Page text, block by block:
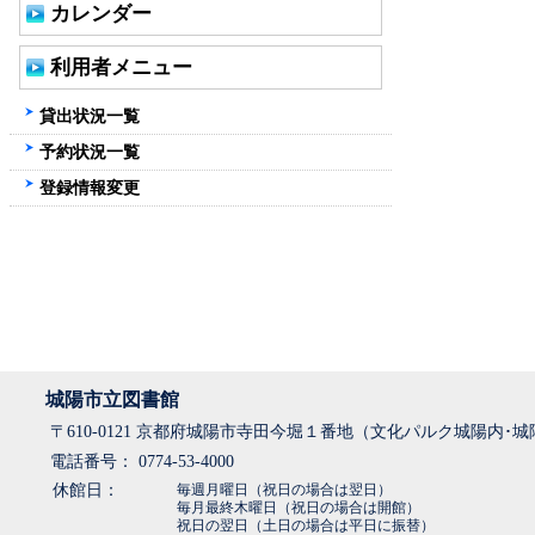
カレンダー
利用者メニュー
貸出状況一覧
予約状況一覧
登録情報変更
城陽市立図書館
〒610-0121 京都府城陽市寺田今堀１番地（文化パルク城陽内･城
電話番号： 0774-53-4000
休館日：
毎週月曜日（祝日の場合は翌日）
毎月最終木曜日（祝日の場合は開館）
祝日の翌日（土日の場合は平日に振替）